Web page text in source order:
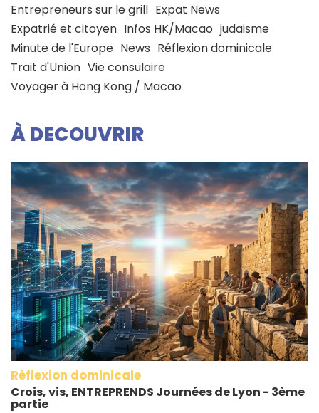
Entrepreneurs sur le grill Expat News
Expatrié et citoyen Infos HK/Macao judaisme
Minute de l'Europe News Réflexion dominicale
Trait d'Union Vie consulaire
Voyager à Hong Kong / Macao
À DECOUVRIR
Réflexion dominicale
Crois, vis, ENTREPRENDS Journées de Lyon - 3ème
partie